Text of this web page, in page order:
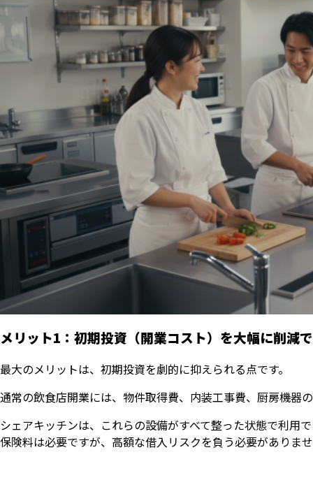
メリット1：初期投資（開業コスト）を大幅に削減
最大のメリットは、初期投資を劇的に抑えられる点です。
通常の飲食店開業には、物件取得費、内装工事費、厨房機器
シェアキッチンは、これらの設備がすべて整った状態で利用
保険料は必要ですが、高額な借入リスクを負う必要がありま